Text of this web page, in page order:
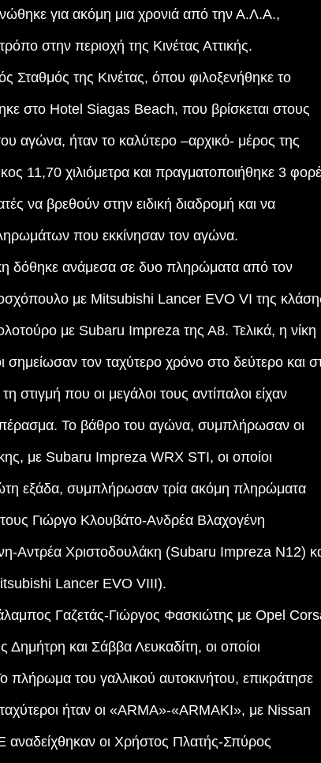
για ακόμη μια χρονιά από την Α.Λ.Α.,
στην περιοχή της Κινέτας Αττικής.
Σταθμός της Κινέτας, όπου φιλοξενήθηκε το
στο Hotel Siagas Beach, που βρίσκεται στους
αγώνα, ήταν το καλύτερο –αρχικό- μέρος της
11,70 χιλιόμετρα και πραγματοποιήθηκε 3
να βρεθούν στην ειδική διαδρομή και να
που εκκίνησαν τον αγώνα.
δόθηκε ανάμεσα σε δυο πληρώματα από τον
με Mitsubishi Lancer EVO VI της
με Subaru Impreza της Α8. Τελικά, η νίκη
τον ταχύτερο χρόνο στο δεύτερο και
στιγμή που οι μεγάλοι τους αντίπαλοι είχαν
Το βάθρο του αγώνα, συμπλήρωσαν οι
με Subaru Impreza WRX STI, οι οποίοι
εξάδα, συμπλήρωσαν τρία ακόμη πληρώματα
Γιώργο Κλουβάτο-Ανδρέα Βλαχογένη
Αντρέα Χριστοδουλάκη (Subaru Impreza N12)
Lancer EVO VIII).
Γαζετάς-Γιώργος Φασκιώτης με Opel
και Σάββα Λευκαδίτη, οι οποίοι
του γαλλικού αυτοκινήτου, επικράτησε
ήταν οι «ARMA»-«ARMAKI», με Nissan
αναδείχθηκαν οι Χρήστος Πλατής-Σπύρος